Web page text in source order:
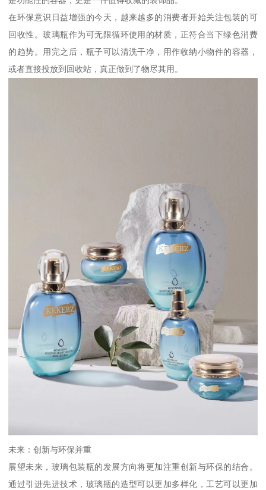
在环保意识日益增强的今天，越来越多的消费者开始关注包装的可
回收性。玻璃瓶作为可无限循环使用的材质，正符合当下绿色消费
的趋势。用完之后，瓶子可以清洗干净，用作收纳小物件的容器，
或者直接投放到回收站，真正做到了物尽其用。
未来：创新与环保并重
展望未来，玻璃包装瓶的发展方向将更加注重创新与环保的结合。
通过引进先进技术，玻璃瓶的造型可以更加多样化，工艺可以更加